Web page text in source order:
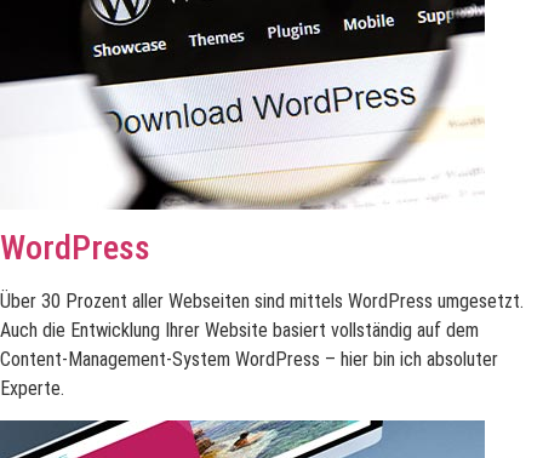
WordPress
Über 30 Prozent aller Webseiten sind mittels WordPress umgesetzt.
Auch die Entwicklung Ihrer Website basiert vollständig auf dem
Content-Management-System WordPress – hier bin ich absoluter
Experte.